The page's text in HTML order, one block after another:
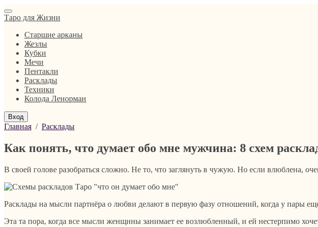
Таро для Жизни
Старшие арканы
Жезлы
Кубки
Мечи
Пентакли
Расклады
Техники
Колода Ленорман
Вход
Главная / Расклады
Как понять, что думает обо мне мужчина: 8 схем
В своей голове разобраться сложно. Не то, что заглянуть в чужую. Но если влюблена,
Расклады на мысли партнёра о любви делают в первую фазу отношений, когда у пары
Эта та пора, когда все мысли женщины занимает ее возлюбленный, и ей нестерпимо